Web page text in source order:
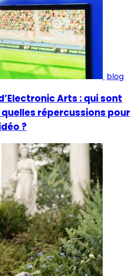
blog
Arts : qui sont
répercussions pour
?